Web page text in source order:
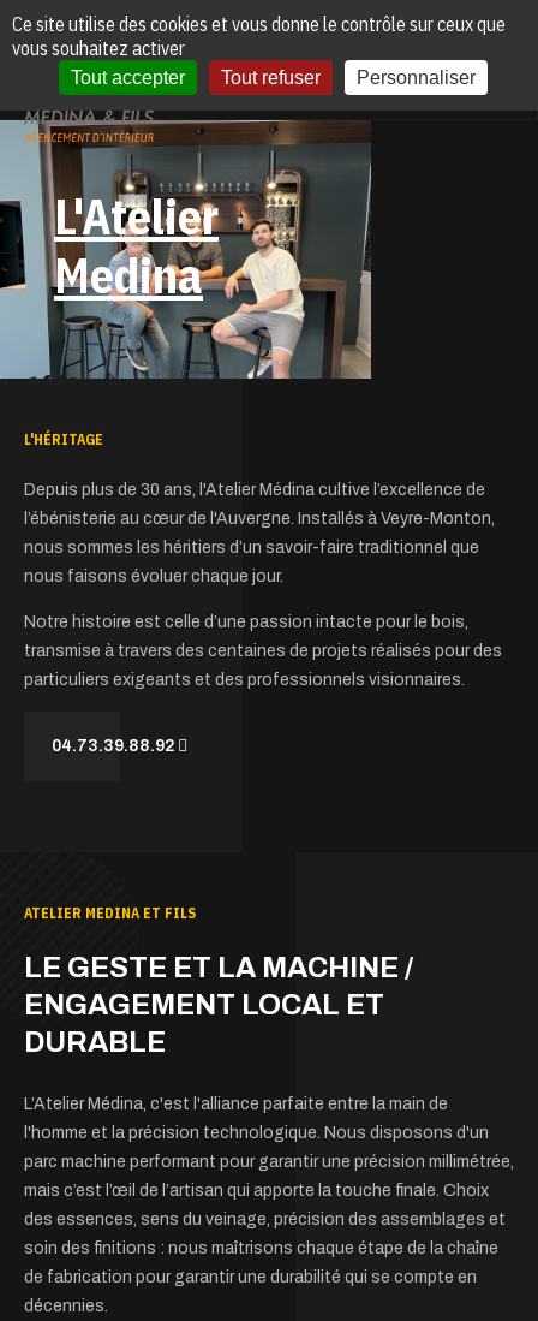
L'Atelier
Medina
L'HÉRITAGE
Depuis plus de 30 ans, l'Atelier Médina cultive l’excellence de
l’ébénisterie au cœur de l'Auvergne. Installés à Veyre-Monton,
nous sommes les héritiers d’un savoir-faire traditionnel que
nous faisons évoluer chaque jour.
Notre histoire est celle d’une passion intacte pour le bois,
transmise à travers des centaines de projets réalisés pour des
particuliers exigeants et des professionnels visionnaires.
04.73.39.88.92
ATELIER MEDINA ET FILS
LE GESTE ET LA MACHINE /
ENGAGEMENT LOCAL ET
DURABLE
L’Atelier Médina, c'est l'alliance parfaite entre la main de
l'homme et la précision technologique. Nous disposons d'un
parc machine performant pour garantir une précision millimétrée,
mais c’est l’œil de l’artisan qui apporte la touche finale. Choix
des essences, sens du veinage, précision des assemblages et
soin des finitions : nous maîtrisons chaque étape de la chaîne
de fabrication pour garantir une durabilité qui se compte en
décennies.
Panneau de gestion des cookies
Ce site utilise des cookies et vous donne le contrôle sur ceux que
vous souhaitez activer
Tout accepter Tout refuser Personnaliser